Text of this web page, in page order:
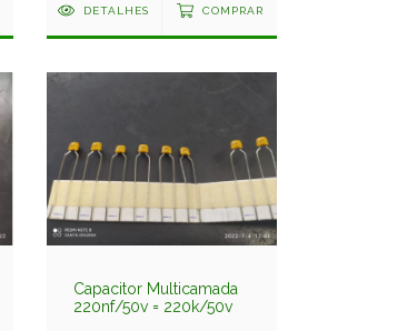
DETALHES COMPRAR
Capacitor Multicamada
220nf/50v = 220k/50v